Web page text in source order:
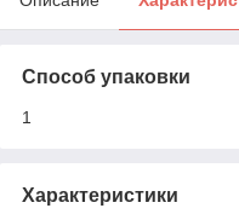
Способ упаковки
1
Характеристики